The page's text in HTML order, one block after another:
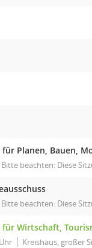
für Planen, Bauen,
Bitte beachten: Diese
Bitte beachten: Diese
für Wirtschaft,
Kreishaus, großer